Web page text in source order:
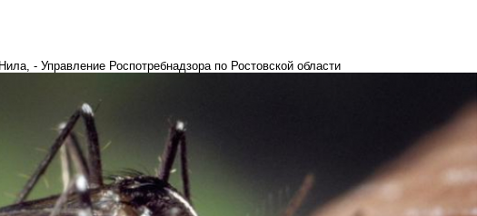
- Управление Роспотребнадзора по Ростовской области